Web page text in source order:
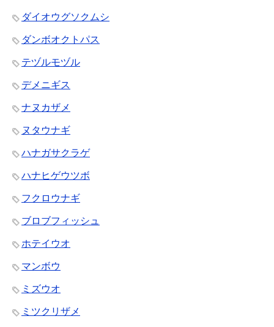
ダイオウグソクムシ
ダンボオクトパス
テヅルモヅル
デメニギス
ナヌカザメ
ヌタウナギ
ハナガサクラゲ
ハナヒゲウツボ
フクロウナギ
ブロブフィッシュ
ホテイウオ
マンボウ
ミズウオ
ミツクリザメ